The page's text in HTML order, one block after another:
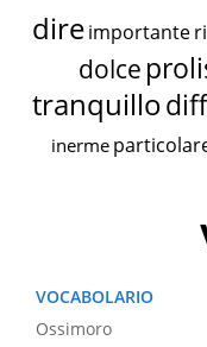
dire importante
dolce
tranquillo
inerme
VOCABOLARIO
Ossimoro